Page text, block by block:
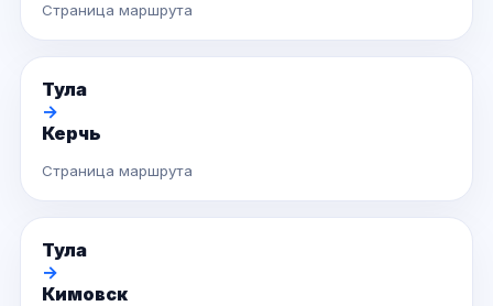
Страница маршрута
Тула
→
Керчь
Страница маршрута
Тула
→
Кимовск